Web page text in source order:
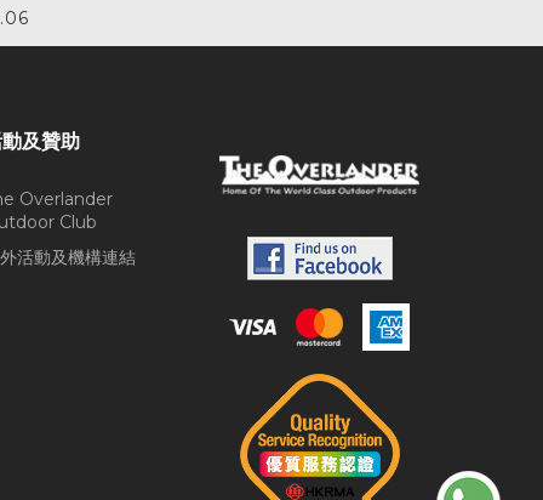
及贊助
Overlander
Club
活動及機構連結